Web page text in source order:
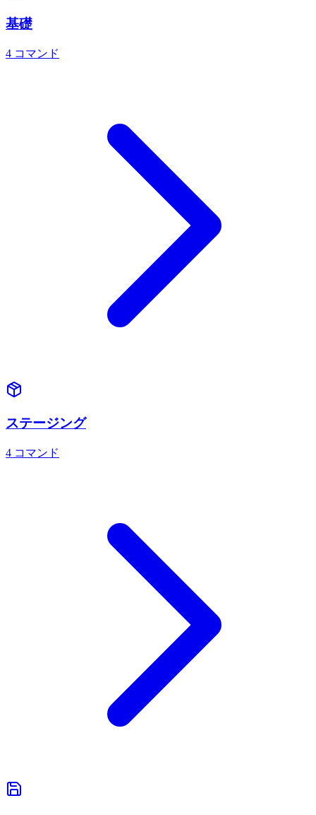
基礎
4 コマンド
ステージング
4 コマンド